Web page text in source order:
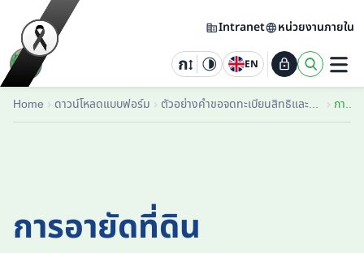
Intranet หน่วยงานภายใน
EN
Home ดาวน์โหลดแบบฟอร์ม ตัวอย่างคำขอจดทะเบียนสิทธิและนิติกรรม การอายัดที่ดิน
การอายัดที่ดิน